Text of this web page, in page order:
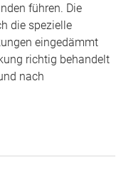
führen. Die
die spezielle
eingedämmt
richtig behandelt
nach